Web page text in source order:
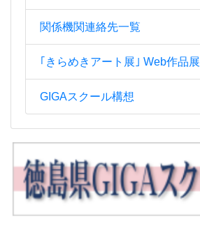
関係機関連絡先一覧
｢きらめきアート展｣ Web作品展
GIGAスクール構想